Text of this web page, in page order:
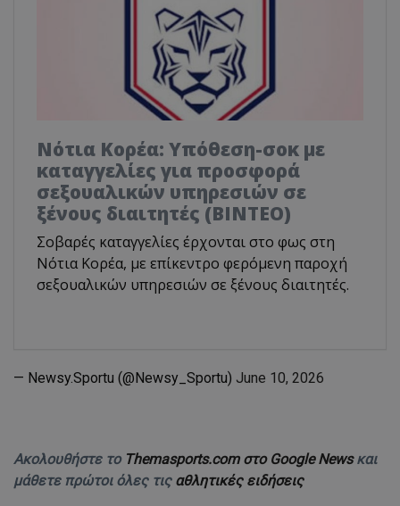
Νότια Κορέα: Υπόθεση-σοκ με
καταγγελίες για προσφορά
σεξουαλικών υπηρεσιών σε
ξένους διαιτητές (BINTEO)
Σοβαρές καταγγελίες έρχονται στο φως στη
Νότια Κορέα, με επίκεντρο φερόμενη παροχή
σεξουαλικών υπηρεσιών σε ξένους διαιτητές.
— Newsy.Sportu (@Newsy_Sportu) June 10, 2026
Ακολουθήστε το Themasports.com στο Google Newsκαι
μάθετε πρώτοι όλες τις αθλητικές ειδήσεις